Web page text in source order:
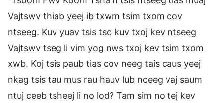
Vajtswv thiab yeej ib txwm tsim txom cov
ntseeg. Kuv yuav tsis tso kuv txoj kev ntseeg
Vajtswv tseg li vim yog nws txoj kev tsim txom
xwb. Koj tsis paub tias cov neeg tais caus yeej
nkag tsis tau mus rau hauv lub nceeg vaj saum
ntuj ceeb tsheej li no lod? Tam sim no tej kev